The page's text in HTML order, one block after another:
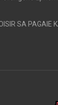
SA PAGAIE